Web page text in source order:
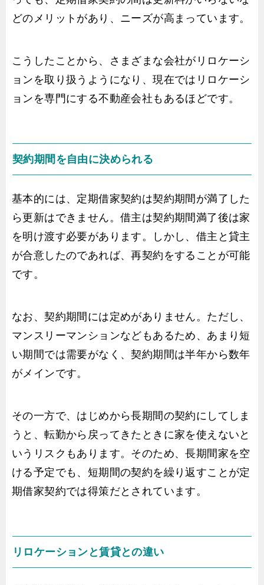
どのメリットがあり、ニーズが高まっています。
こうしたことから、さまざまな会社がリロケーシ
ョンを取り扱うようになり、現在ではリロケーシ
ョンを専門にする不動産会社もあるほどです。
契約期間を自由に決められる
基本的には、定期借家契約は契約期間が満了した
ら更新はできません。借主は契約期間満了後は家
を明け渡す必要があります。しかし、借主と貸主
が合意したのであれば、再契約をすることが可能
です。
なお、契約期間には定めがありません。ただし、
マンスリーマンションなどもあるため、あまり短
い期間では需要がなく、契約期間は半年から数年
がメインです。
その一方で、はじめから長期間の契約にしてしま
うと、転勤から戻ってきたときに家を使えないと
いうリスクもあります。そのため、長期間家を空
ける予定でも、短期間の契約を繰り返すことが定
期借家契約では得策だとされています。
リロケーションと賃貸との違い